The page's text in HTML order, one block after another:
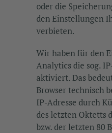
oder die
den Einstellungen
verbieten.
Wir haben für den
Analytics die sog.
aktiviert. Das
Browser technisch
IP-Adresse durch
des letzten Oktetts
bzw. der letzten 80